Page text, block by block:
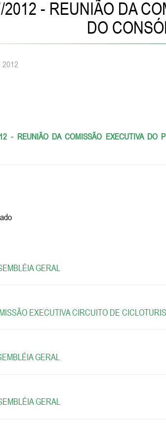
2012 - REUNIÃO DA
DO
2012
- REUNIÃO DA COMISSÃO EXECUTIVA DO
GERAL
EXECUTIVA CIRCUITO DE
GERAL
GERAL